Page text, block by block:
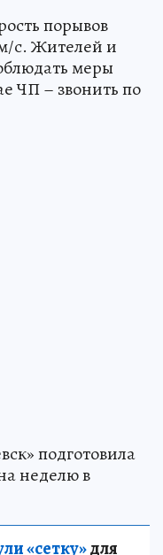
порывов
м/с. Жителей и
меры
ЧП – звонить по
подготовила
неделю в
«сетку»для